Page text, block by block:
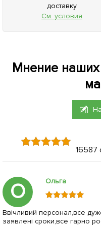
доставку
См. условия
Мнение наших
16587
О Ольга
Ввічливий персонал,все
заявлені сроки,все гарно